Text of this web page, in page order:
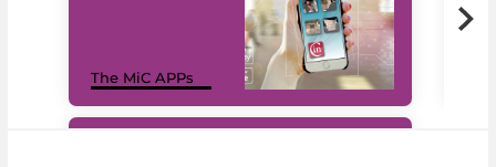
The MiC APPs